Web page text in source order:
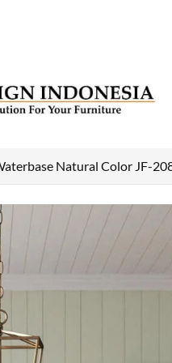
Natural Color JF-